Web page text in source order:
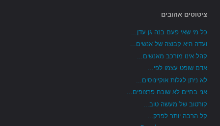
ציטוטים אהובים
כל מי שאי פעם בנה גן עדן...
ועדה היא קבוצה של אנשים...
קהל אינו מורכב מאנשים...
אדם שופט עצמו לפי...
לא ניתן לגלות אוקיינוסים...
אני בחיים לא שוכח פרצופים...
קורטוב של מעשה טוב...
קל הרבה יותר לפרק...